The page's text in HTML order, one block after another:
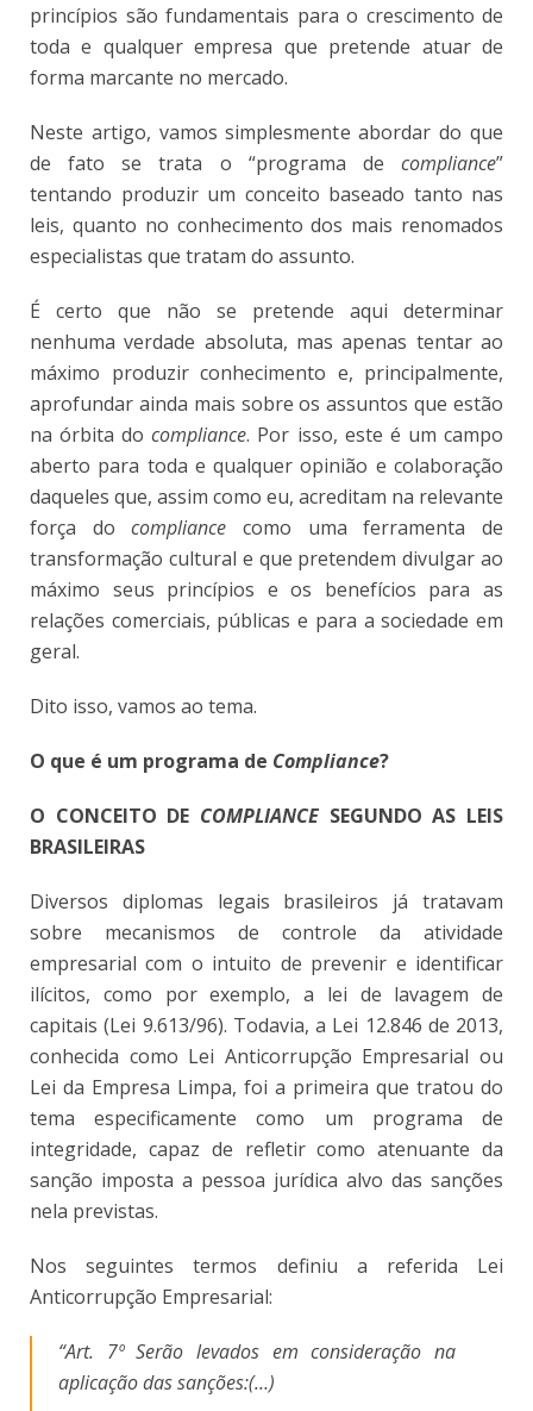
princípios são fundamentais para o crescimento de
toda e qualquer empresa que pretende atuar de
forma marcante no mercado.
Neste artigo, vamos simplesmente abordar do que
de fato se trata o “programa de compliance”
tentando produzir um conceito baseado tanto nas
leis, quanto no conhecimento dos mais renomados
especialistas que tratam do assunto.
É certo que não se pretende aqui determinar
nenhuma verdade absoluta, mas apenas tentar ao
máximo produzir conhecimento e, principalmente,
aprofundar ainda mais sobre os assuntos que estão
na órbita docompliance. Por isso, este é um campo
aberto para toda e qualquer opinião e colaboração
daqueles que, assim como eu, acreditam na relevante
força docompliance como uma ferramenta de
transformação cultural e que pretendem divulgar ao
máximo seus princípios e os benefícios para as
relações comerciais, públicas e para a sociedade em
geral.
Dito isso, vamos ao tema.
O que é um programa de Compliance?
O CONCEITO DE COMPLIANCE SEGUNDO AS LEIS
BRASILEIRAS
Diversos diplomas legais brasileiros já tratavam
sobre mecanismos de controle da atividade
empresarial com o intuito de prevenir e identificar
ilícitos, como por exemplo, a lei de lavagem de
capitais (Lei 9.613/96). Todavia, a Lei 12.846 de 2013,
conhecida como Lei Anticorrupção Empresarial ou
Lei da Empresa Limpa, foi a primeira que tratou do
tema especificamente como um programa de
integridade, capaz de refletir como atenuante da
sanção imposta a pessoa jurídica alvo das sanções
nela previstas.
Nos seguintes termos definiu a referida Lei
Anticorrupção Empresarial:
“Art. 7º Serão levados em consideração na
aplicação das sanções:(…)